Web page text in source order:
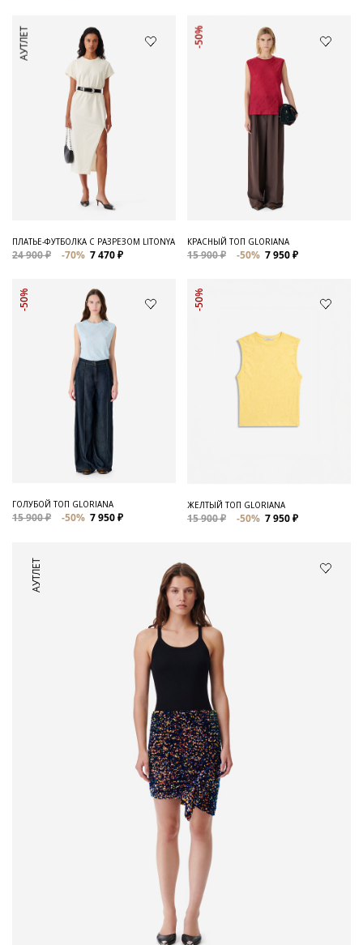
АУТЛЕТ
ПЛАТЬЕ-ФУТБОЛКА С РАЗРЕЗОМ LITONYA
24 900 ₽ -70% 7 470 ₽
-50%
КРАСНЫЙ ТОП GLORIANA
15 900 ₽ -50% 7 950 ₽
-50%
ГОЛУБОЙ ТОП GLORIANA
15 900 ₽ -50% 7 950 ₽
-50%
ЖЕЛТЫЙ ТОП GLORIANA
15 900 ₽ -50% 7 950 ₽
АУТЛЕТ